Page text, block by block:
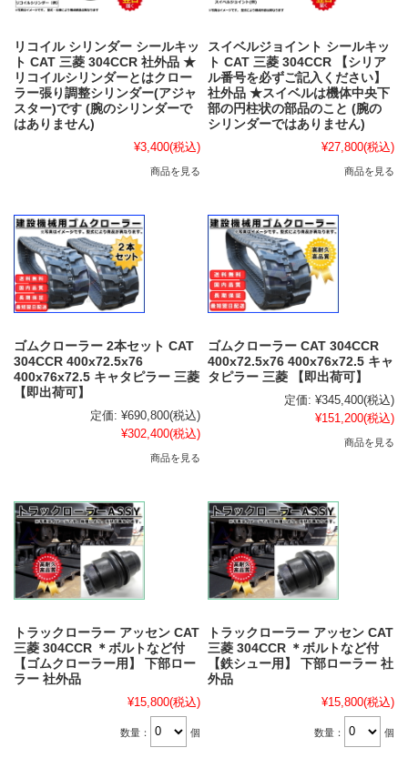
リコイル シリンダー シールキッ
ト CAT 三菱 304CCR 社外品 ★
リコイルシリンダーとはクロー
ラー張り調整シリンダー(アジャ
スター)です (腕のシリンダーで
はありません)
¥3,400(税込)
商品を見る
スイベルジョイント シールキッ
ト CAT 三菱 304CCR 【シリア
ル番号を必ずご記入ください】
社外品 ★スイベルは機体中央下
部の円柱状の部品のこと (腕の
シリンダーではありません)
¥27,800(税込)
商品を見る
ゴムクローラー 2本セット CAT
304CCR 400x72.5x76
400x76x72.5 キャタピラー 三菱
【即出荷可】
定価: ¥690,800(税込)
¥302,400(税込)
商品を見る
ゴムクローラー CAT 304CCR
400x72.5x76 400x76x72.5 キャ
タピラー 三菱 【即出荷可】
定価: ¥345,400(税込)
¥151,200(税込)
商品を見る
トラックローラー アッセン CAT
三菱 304CCR ＊ボルトなど付
【ゴムクローラー用】 下部ロー
ラー 社外品
¥15,800(税込)
数量： 個
トラックローラー アッセン CAT
三菱 304CCR ＊ボルトなど付
【鉄シュー用】 下部ローラー 社
外品
¥15,800(税込)
数量： 個